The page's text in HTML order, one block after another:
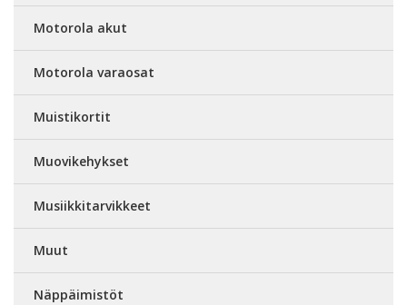
Motorola akut
Motorola varaosat
Muistikortit
Muovikehykset
Musiikkitarvikkeet
Muut
Näppäimistöt